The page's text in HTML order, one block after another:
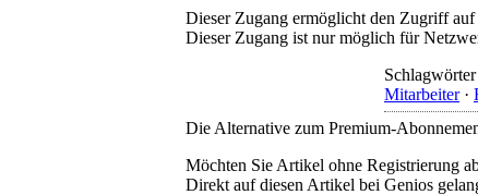
Dieser Zugang ermöglicht den Zugriff
Dieser Zugang ist nur möglich für
Mitarbeiter·
Die Alternative zum Premium-
Möchten Sie Artikel ohne Registrierung
Direkt auf diesen Artikel bei Genios